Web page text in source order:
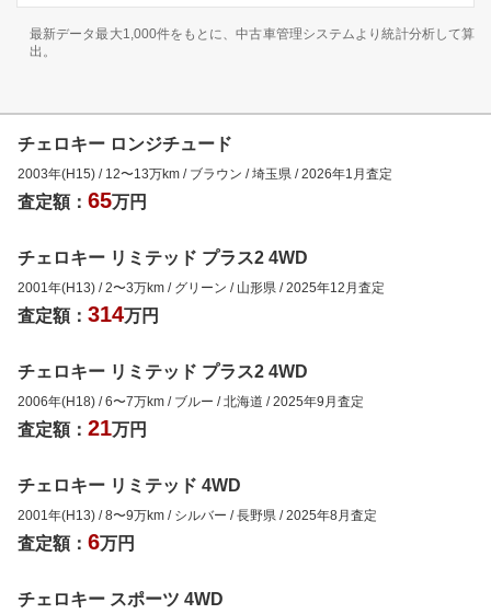
最新データ最大1,000件をもとに、中古車管理システムより統計分析して算
出。
チェロキー ロンジチュード
2003年(H15) / 12〜13万km / ブラウン /埼玉県 /2026年1月査定
査定額： 65万円
チェロキー リミテッド プラス2 4WD
2001年(H13) /2〜3万km / グリーン / 山形県 /2025年12月査定
査定額： 314万円
チェロキー リミテッド プラス2 4WD
2006年(H18) /6〜7万km / ブルー /北海道 /2025年9月査定
査定額： 21万円
チェロキー リミテッド 4WD
2001年(H13) /8〜9万km / シルバー /長野県 /2025年8月査定
査定額： 6万円
チェロキー スポーツ 4WD